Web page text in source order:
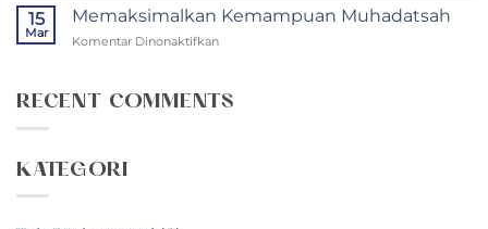
Ketintang
Falah
Ruang
Nilai
komentar
LATIHAN
(LDKO)
2026
15
Mar
Memaksimalkan Kemampuan Muhadatsah
Komentar Dinonaktifkanpada
Muhadatsah
RECENT COMMENTS
KATEGORI